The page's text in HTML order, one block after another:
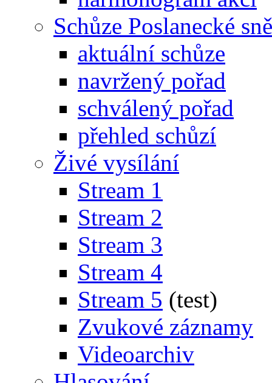
Schůze Poslanecké
aktuální schůze
navržený pořad
schválený pořad
přehled schůzí
Živé vysílání
Stream 1
Stream 2
Stream 3
Stream 4
Stream 5 (test)
Zvukové záznamy
Videoarchiv